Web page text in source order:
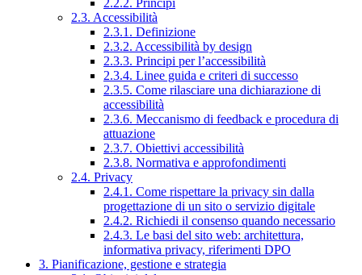
2.3. Accessibilità
2.3.1. Definizione
2.3.2. Accessibilità by design
2.3.3. Principi per l’accessibilità
2.3.4. Linee guida e criteri di successo
2.3.5. Come rilasciare una dichiarazione di
accessibilità
2.3.6. Meccanismo di feedback e procedura di
attuazione
2.3.7. Obiettivi accessibilità
2.3.8. Normativa e approfondimenti
2.4. Privacy
2.4.1. Come rispettare la privacy sin dalla
progettazione di un sito o servizio digitale
2.4.2. Richiedi il consenso quando necessario
2.4.3. Le basi del sito web: architettura,
informativa privacy, riferimenti DPO
3. Pianificazione, gestione e strategia